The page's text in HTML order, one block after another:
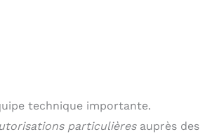
technique importante.
particulièresauprès des